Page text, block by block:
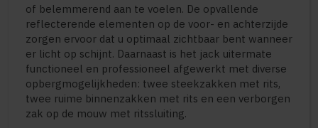
of belemmerend aan te voelen. De opvallende
reflecterende elementen op de voor- en achterzijde
zorgen ervoor dat u optimaal zichtbaar bent wanneer
er licht op schijnt. Daarnaast is het jack uitermate
functioneel en professioneel afgewerkt met diverse
opbergmogelijkheden: twee steekzakken met rits,
twee ruime binnenzakken met rits en een verborgen
zak op de mouw met ritssluiting.